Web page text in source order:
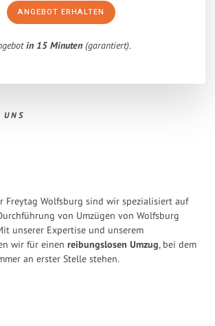
ANGEBOT ERHALTEN
in 15 Minuten(garantiert).
UNS
Freytag Wolfsburg sind wir spezialisiert auf
von Umzügen von Wolfsburg
unserer Expertise und unserem
wir für einen reibungslosen Umzug, bei dem
an erster Stelle stehen.